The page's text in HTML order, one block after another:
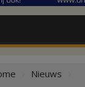
Nieuws